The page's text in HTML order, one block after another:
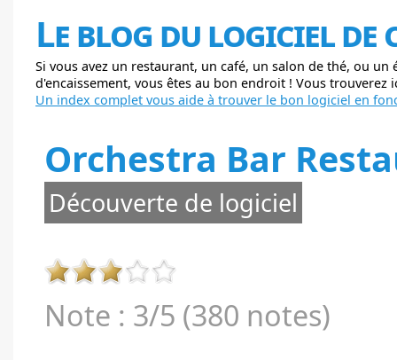
Le blog du logiciel de
Si vous avez un restaurant, un café, un salon de thé, ou
d'encaissement, vous êtes au bon endroit ! Vous
Un index complet vous aide à trouver le bon logiciel en
Orchestra Bar
Découverte de logiciel
Note : 3/5 (380 notes)